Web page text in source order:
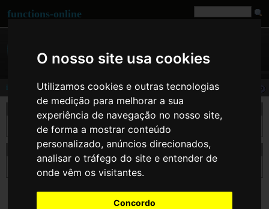
O nosso site usa cookies
Utilizamos cookies e outras tecnologias
de medição para melhorar a sua
experiência de navegação no nosso site,
de forma a mostrar conteúdo
personalizado, anúncios direcionados,
analisar o tráfego do site e entender de
onde vêm os visitantes.
Concordo
functions-online
in_array
Procura em $haystack pelo valor $needle.
declaração de in_array
( mixed $needle , array $haystack [, bool $strict ] )